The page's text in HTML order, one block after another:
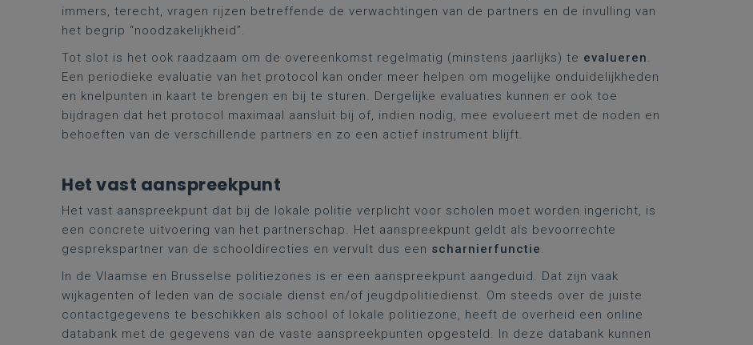
immers, terecht, vragen rijzen betreffende de verwachtingen van de partners en de invulling van
het begrip “noodzakelijkheid”.
Tot slot is het ook raadzaam om de overeenkomst regelmatig (minstens jaarlijks) te evalueren.
Een periodieke evaluatie van het protocol kan onder meer helpen om mogelijke onduidelijkheden
en knelpunten in kaart te brengen en bij te sturen. Dergelijke evaluaties kunnen er ook toe
bijdragen dat het protocol maximaal aansluit bij of, indien nodig, mee evolueert met de noden en
behoeften van de verschillende partners en zo een actief instrument blijft.
Het vast aanspreekpunt
Het vast aanspreekpunt dat bij de lokale politie verplicht voor scholen moet worden ingericht, is
een concrete uitvoering van het partnerschap. Het aanspreekpunt geldt als bevoorrechte
gesprekspartner van de schooldirecties en vervult dus een scharnierfunctie.
In de Vlaamse en Brusselse politiezones is er een aanspreekpunt aangeduid. Dat zijn vaak
wijkagenten of leden van de sociale dienst en/of jeugdpolitiedienst. Om steeds over de juiste
contactgegevens te beschikken als school of lokale politiezone, heeft de overheid een online
databank met de gegevens van de vaste aanspreekpunten opgesteld. In deze databank kunnen